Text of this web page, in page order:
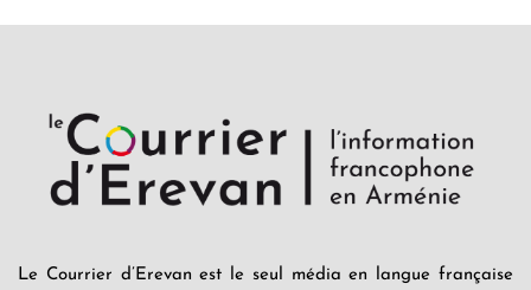
Le Courrier d’Erevan est le seul média en langue française